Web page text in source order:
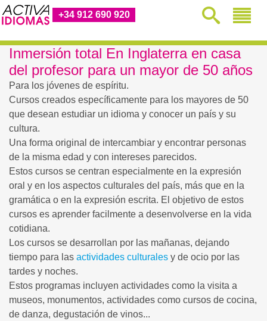
+34 912 690 920
Inmersión total En Inglaterra en casa
del profesor para un mayor de 50 años
Para los jóvenes de espíritu.
Cursos creados específicamente para los mayores de 50
que desean estudiar un idioma y conocer un país y su
cultura.
Una forma original de intercambiar y encontrar personas
de la misma edad y con intereses parecidos.
Estos cursos se centran especialmente en la expresión
oral y en los aspectos culturales del país, más que en la
gramática o en la expresión escrita. El objetivo de estos
cursos es aprender facilmente a desenvolverse en la vida
cotidiana.
Los cursos se desarrollan por las mañanas, dejando
tiempo para las actividades culturales y de ocio por las
tardes y noches.
Estos programas incluyen actividades como la visita a
museos, monumentos, actividades como cursos de cocina,
de danza, degustación de vinos...